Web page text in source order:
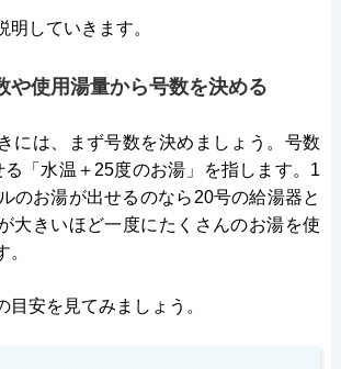
明していきます。
や使用湯量から号数を決める
には、まず号数を決めましょう。号数
「水温＋25度のお湯」を指します。1
のお湯が出せるのなら20号の給湯器と
大きいほど一度にたくさんのお湯を使
目安を見てみましょう。